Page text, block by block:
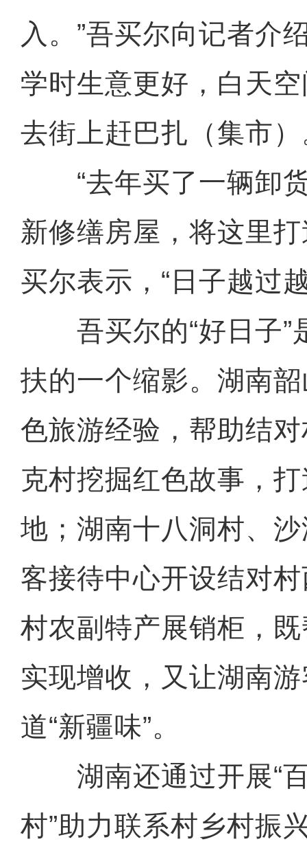
入。”吾买尔向记者介
学时生意更好，白天
去街上赶巴扎（集市
“去年买了一辆卸货
新修缮房屋，将这里
买尔表示，“日子越过
吾买尔的“好日子”
扶的一个缩影。湖南
色旅游经验，帮助结
克村挖掘红色故事，
地；湖南十八洞村、
客接待中心开设结对
村农副特产展销柜，
实现增收，又让湖南
道“新疆味”。
湖南还通过开展“
村”助力联系村乡村振